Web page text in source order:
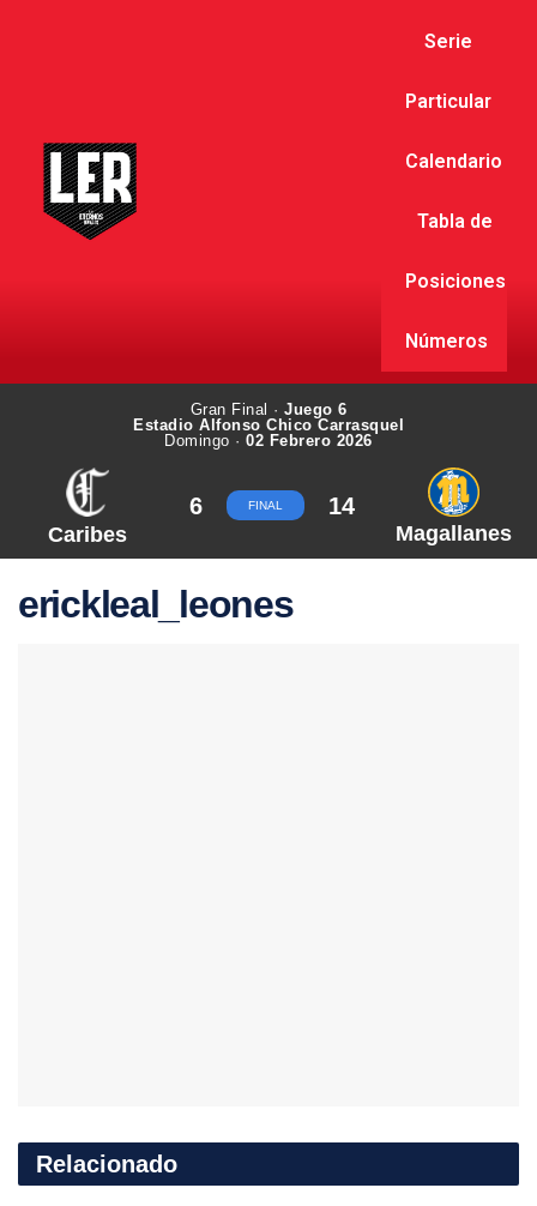
Serie
Particular
Calendario
Tabla de
Posiciones
Números
Gran Final · Juego 6
Estadio Alfonso Chico Carrasquel
Domingo ·02 Febrero 2026
Caribes
6 FINAL 14
Magallanes
erickleal_leones
Relacionado